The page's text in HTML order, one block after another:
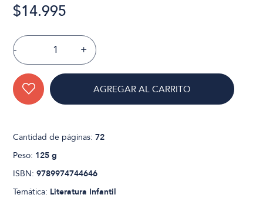
$14.995
- +
AGREGAR AL CARRITO
Cantidad de páginas:72
Peso: 125 g
ISBN:9789974744646
Temática: Literatura Infantil